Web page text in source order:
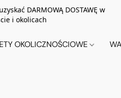
DARMOWĄ DOSTAWĘ w
i okolicach
OKOLICZNOŚCIOWE